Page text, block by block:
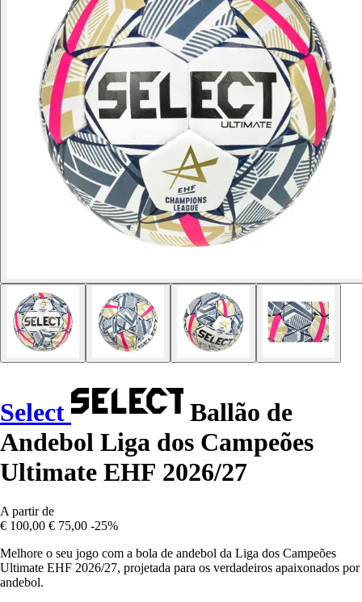
Select
Ballão de
Andebol Liga dos Campeões
Ultimate EHF 2026/27
A partir de
€ 100,00 € 75,00 -25%
Melhore o seu jogo com a bola de andebol da Liga dos Campeões
Ultimate EHF 2026/27, projetada para os verdadeiros apaixonados por
andebol.